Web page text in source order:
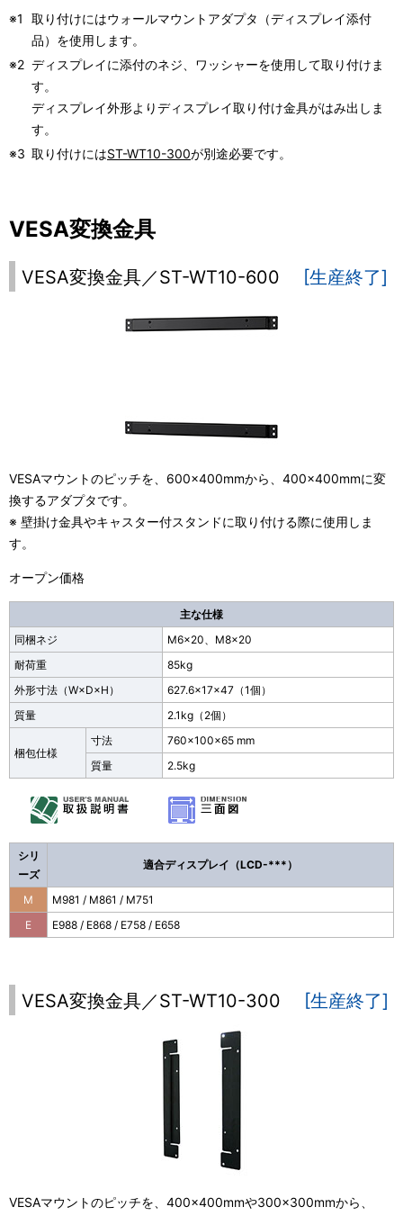
※1
取り付けにはウォールマウントアダプタ（ディスプレイ添付
品）を使用します。
※2 ディスプレイに添付のネジ、ワッシャーを使用して取り付けま
す。
ディスプレイ外形よりディスプレイ取り付け金具がはみ出しま
す。
※3 取り付けにはST-WT10-300が別途必要です。
VESA変換金具
VESA変換金具／ST-WT10-600 [生産終了]
VESAマウントのピッチを、600×400mmから、400×400mmに変
換するアダプタです。
※ 壁掛け金具やキャスター付スタンドに取り付ける際に使用しま
す。
オープン価格
主な仕様
同梱ネジ
M6×20、M8×20
耐荷重
85kg
外形寸法 （W×D×H）
627.6×17×47（1個）
質量
2.1kg（2個）
梱包仕様
寸法
760×100×65 mm
質量
2.5kg
シリ
ーズ
適合ディスプレイ（LCD-***）
M
M981 / M861 / M751
E
E988 / E868 / E758 / E658
VESA変換金具／ST-WT10-300 [生産終了]
VESAマウントのピッチを、400×400mmや300×300mmから、